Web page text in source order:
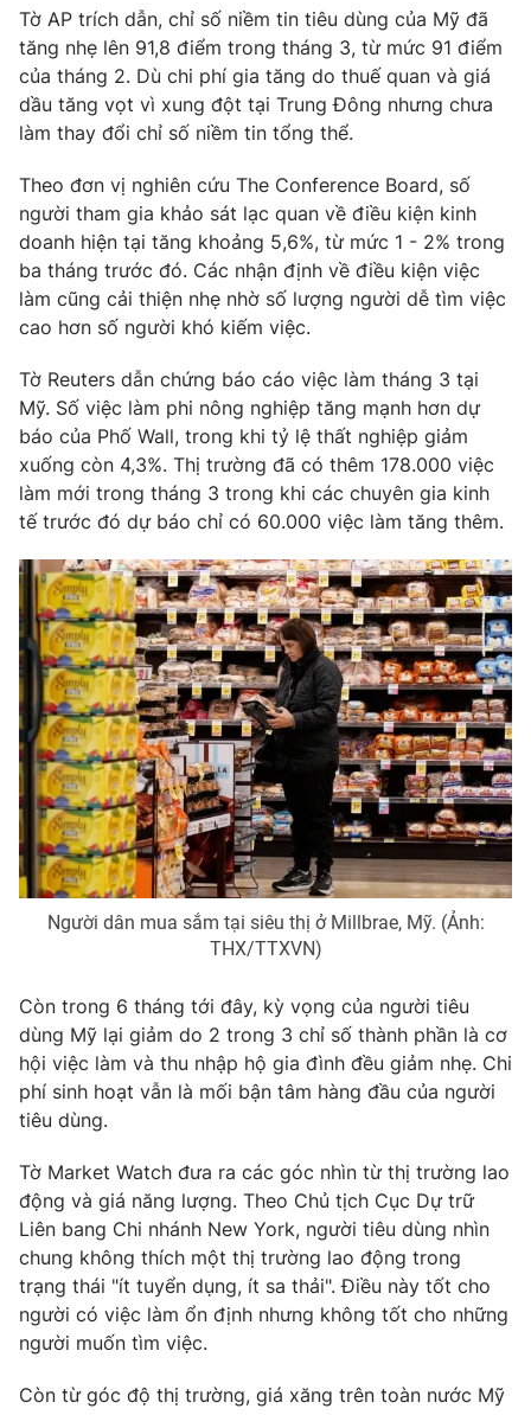
Giải sao mai
Làm đẹp
Chất lượng cuộc sống
Tuyển sinh
Học trực tuyến
Công nghệ
Hitech Công nghệ tương lai
Sản phẩm
Thị trường
Tư vấn
Giao lưu trực tuyến
Lịch phát sóng
Chuyên mục khác
Emagazine Podcast
Photo Infographic
Video Shorts video
VTV Money VTV Thể thao
VTV Sức khoẻ Bất động sản
Thị trường 24h Tấm lòng Việt
VTV4 Vươn mình bằng AI
VTV9 VTV8
Liên hệ tòa soạn English
THỜI BÁO VTV
Theo dõi báo trên
Cơ quan chủ quản:Đài Truyền hình Việt Nam
Cơ quan báo chí:Thời báo VTV
Giấy phép hoạt động báo in và báo điện tử số 483/GP-BTTTT
cấp ngày 29/12/2023
Tổng Biên tập:
Vũ Thanh Thủy
Phó Tổng Biên tập:Nguyễn Thị Mỹ Hạnh, Phạm Quốc Thắng,
Tổng đài VTV:024.38 355 931 - 024.38 355 932
Tờ AP trích dẫn, chỉ số niềm tin tiêu dùng của Mỹ đã
tăng nhẹ lên 91,8 điểm trong tháng 3, từ mức 91 điểm
của tháng 2. Dù chi phí gia tăng do thuế quan và giá
dầu tăng vọt vì xung đột tại Trung Đông nhưng chưa
làm thay đổi chỉ số niềm tin tổng thể.
Theo đơn vị nghiên cứu The Conference Board, số
người tham gia khảo sát lạc quan về điều kiện kinh
doanh hiện tại tăng khoảng 5,6%, từ mức 1 - 2% trong
ba tháng trước đó. Các nhận định về điều kiện việc
làm cũng cải thiện nhẹ nhờ số lượng người dễ tìm việc
cao hơn số người khó kiếm việc.
Tờ Reuters dẫn chứng báo cáo việc làm tháng 3 tại
Mỹ. Số việc làm phi nông nghiệp tăng mạnh hơn dự
báo của Phố Wall, trong khi tỷ lệ thất nghiệp giảm
xuống còn 4,3%. Thị trường đã có thêm 178.000 việc
làm mới trong tháng 3 trong khi các chuyên gia kinh
tế trước đó dự báo chỉ có 60.000 việc làm tăng thêm.
Người dân mua sắm tại siêu thị ở Millbrae, Mỹ. (Ảnh:
THX/TTXVN)
Còn trong 6 tháng tới đây, kỳ vọng của người tiêu
dùng Mỹ lại giảm do 2 trong 3 chỉ số thành phần là cơ
hội việc làm và thu nhập hộ gia đình đều giảm nhẹ. Chi
phí sinh hoạt vẫn là mối bận tâm hàng đầu của người
tiêu dùng.
Tờ Market Watch đưa ra các góc nhìn từ thị trường lao
động và giá năng lượng. Theo Chủ tịch Cục Dự trữ
Liên bang Chi nhánh New York, người tiêu dùng nhìn
chung không thích một thị trường lao động trong
trạng thái "ít tuyển dụng, ít sa thải". Điều này tốt cho
người có việc làm ổn định nhưng không tốt cho những
người muốn tìm việc.
Còn từ góc độ thị trường, giá xăng trên toàn nước Mỹ